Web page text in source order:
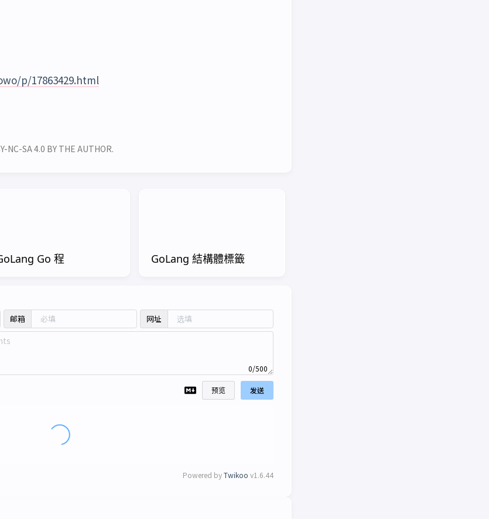
p/17863429.html
NC-SA 4.0 BY THE AUTHOR.
Go 程 GoLang 結構體標籤
邮箱 网址
0/500
预览 发送
Powered byTwikoo v1.6.44